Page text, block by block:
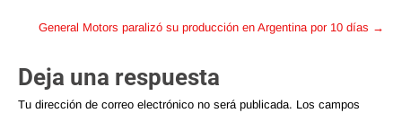
General Motors paralizó su producción en Argentina por 10 días →
Deja una respuesta
Tu dirección de correo electrónico no será publicada. Los campos